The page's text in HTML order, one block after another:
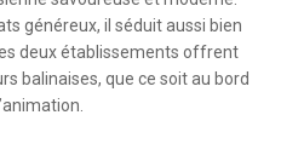
généreux, il séduit aussi bien
deux établissements offrent
balinaises, que ce soit au bord